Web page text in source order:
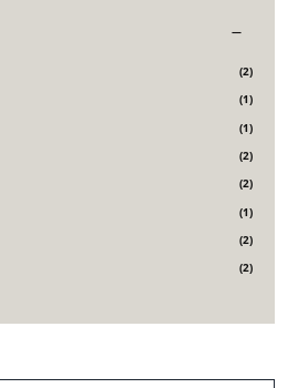
(2)
(1)
(1)
(2)
(2)
(1)
(2)
(2)